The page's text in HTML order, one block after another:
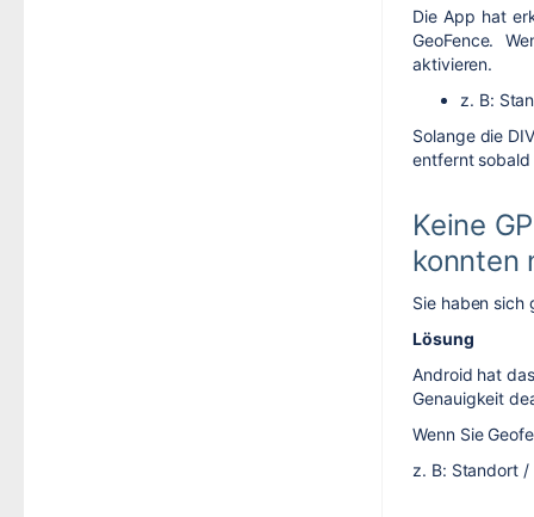
Die App hat
GeoFence.
aktivieren.
z. B:
Solange die
entfernt
Keine
konnten
Sie haben sich
Lösung
Android hat
Genauigkeit
Wenn Sie
z. B: Standort